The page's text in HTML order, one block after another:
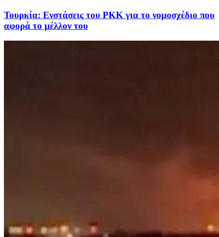
Τουρκία: Ενστάσεις του PKK για το νομοσχέδιο που
αφορά το μέλλον του